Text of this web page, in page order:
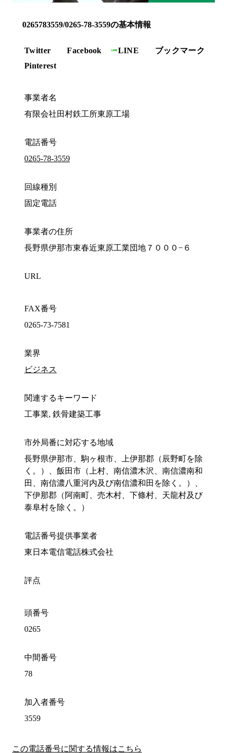
0265783559/0265-78-3559の基本情報
Twitter Facebook LINE
ブックマーク
Pinterest
事業者名
有限会社田村鉄工所東原工場
電話番号
0265-78-3559
回線種別
固定電話
事業者の住所
長野県伊那市東春近東原工業団地７０００−６
URL
FAX番号
0265-73-7581
業界
ビジネス
関連するキーワード
工事業, 鉄骨建築工事
市外局番に対応する地域
長野県伊那市、駒ヶ根市、上伊那郡（辰野町を除
く。）、飯田市（上村、南信濃木沢、南信濃南和
田、南信濃八重河内及び南信濃和田を除く。）、
下伊那郡（阿南町、売木村、下條村、天龍村及び
泰阜村を除く。）
電話番号提供事業者
東日本電信電話株式会社
評点
頭番号
0265
中間番号
78
加入者番号
3559
この電話番号に関する情報はこちら